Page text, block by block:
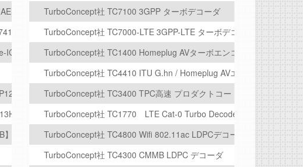
とPublic Key暗号対応)【Secure-IC社 BA450】
】
IC BA470】
】
】
TurboConcept社 TC7100 3GPP ターボデコーダ
TurboConcept社 TC7000-LTE 3GPP-LTE ターボデコーダ
TurboConcept社 TC1400 Homeplug AVターボエンコーダ/デコーダ
TurboConcept社 TC4410 ITU G.hn / Homeplug AVエンコーダ/デコー
TurboConcept社 TC3400 TPC高速 プロダクトコード・ターボデコー
TurboConcept社 TC1770 LTE Cat-0 Turbo Decoder
TurboConcept社 TC4800 Wifi 802.11ac LDPCデコーダ
TurboConcept社 TC4300 CMMB LDPC デコーダ